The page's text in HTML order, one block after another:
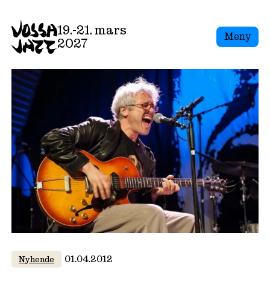
to
content
19.-21. mars
2027
Meny
Nyhende 01.04.2012